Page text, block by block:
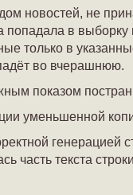
новостей, не
попадала в
только в
во вчерашнюю.
показом
уменьшенной
генерацией
часть текста